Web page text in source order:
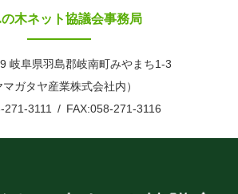
の木ネット協議会事務局
岐阜県羽島郡岐南町みやまち1-3
マガタヤ産業株式会社内）
271-3111
FAX:058-271-3116